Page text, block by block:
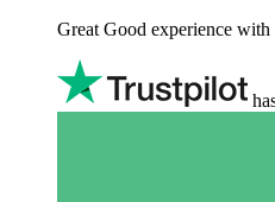
Great Good experience